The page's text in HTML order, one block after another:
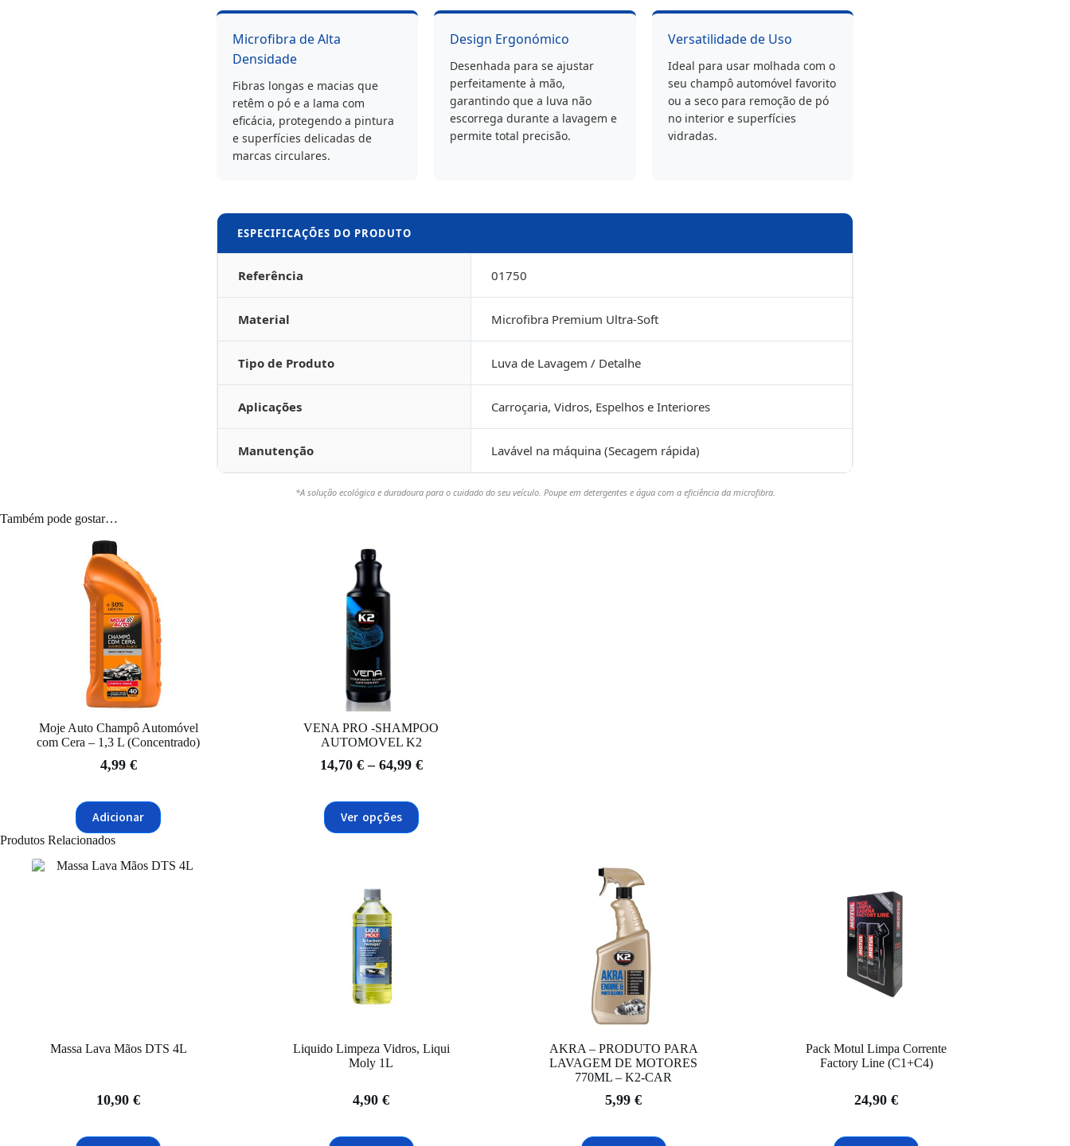
Microfibra de Alta
Densidade
Fibras longas e macias que
retêm o pó e a lama com
eficácia, protegendo a pintura
e superfícies delicadas de
marcas circulares.
Design Ergonómico
Desenhada para se ajustar
perfeitamente à mão,
garantindo que a luva não
escorrega durante a lavagem e
permite total precisão.
Versatilidade de Uso
Ideal para usar molhada com o
seu champô automóvel favorito
ou a seco para remoção de pó
no interior e superfícies
vidradas.
ESPECIFICAÇÕES DO PRODUTO
Referência 01750
Material Microfibra Premium Ultra-Soft
Tipo de Produto Luva de Lavagem / Detalhe
Aplicações Carroçaria, Vidros, Espelhos e Interiores
Manutenção Lavável na máquina (Secagem rápida)
*A solução ecológica e duradoura para o cuidado do seu veículo. Poupe em detergentes e água com a eficiência da microfibra.
Também pode gostar…
Moje Auto Champô Automóvel
com Cera – 1,3 L (Concentrado)
4,99 €
Adicionar
VENA PRO -SHAMPOO
AUTOMOVEL K2
14,70 € – 64,99 €Price
Ver opções
product
has
multiple
may
be
chosen
on
the
product
page
Produtos Relacionados
Massa Lava Mãos DTS 4L
10,90€
Liquido Limpeza Vidros, Liqui
Moly 1L
4,90€
AKRA – PRODUTO PARA
LAVAGEM DE MOTORES
770ML – K2-CAR
5,99€
Pack Motul Limpa Corrente
Factory Line (C1+C4)
24,90€